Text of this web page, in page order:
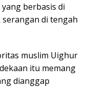
berbasis di
di tengah
muslim Uighur
itu memang
dianggap